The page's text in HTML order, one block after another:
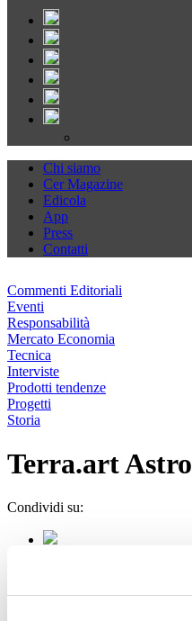
Chi siamo
Cer Magazine
Edicola
App
Press
Contatti
Commenti Editoriali
Eventi
Responsabilità
Mercato Economia
Tecnica
Interviste
Prodotti tendenze
Progetti
Storia
Terra.art Astro
Condividi su: